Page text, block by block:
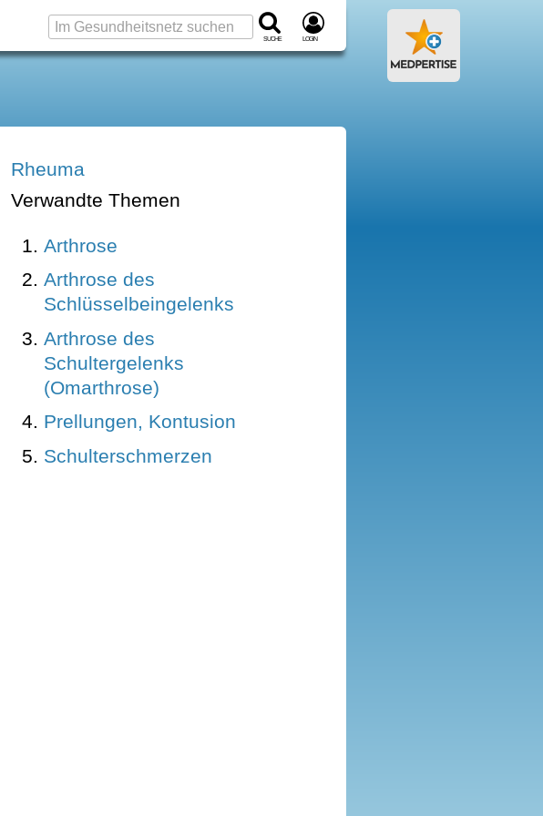
Suche Login
Rheuma
Verwandte Themen
Arthrose
Arthrose des
Schlüsselbeingelenks
Arthrose des
Schultergelenks
(Omarthrose)
Prellungen, Kontusion
Schulterschmerzen